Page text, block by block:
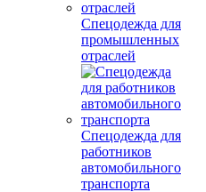
Спецодежда для
промышленных
отраслей
Спецодежда для
работников
автомобильного
транспорта